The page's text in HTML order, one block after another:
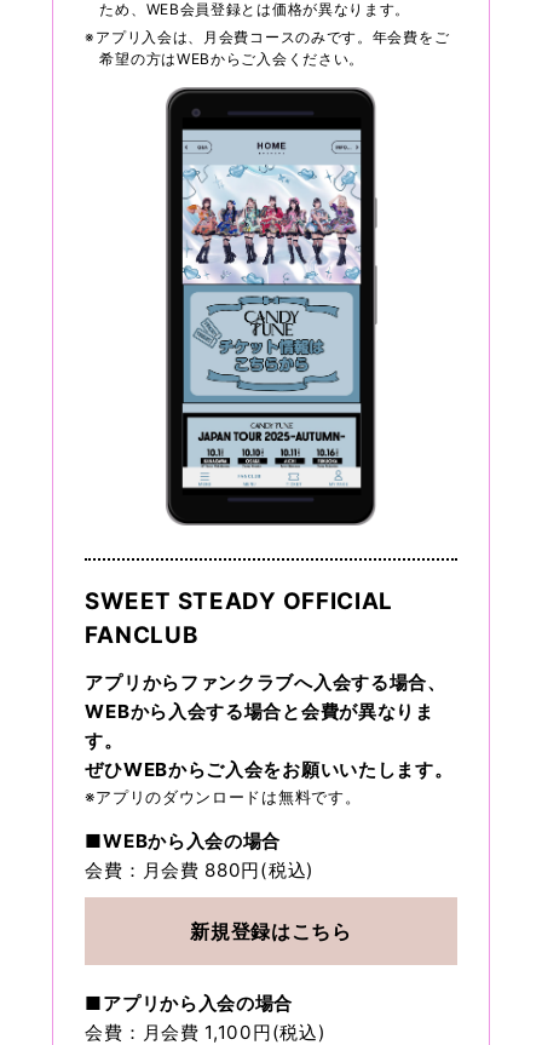
ため、WEB会員登録とは価格が異なります。
※アプリ入会は、月会費コースのみです。年会費をご
希望の方はWEBからご入会ください。
SWEET STEADY OFFICIAL
FANCLUB
アプリからファンクラブへ入会する場合、
WEBから入会する場合と会費が異なりま
す。
ぜひWEBからご入会をお願いいたします。
※アプリのダウンロードは無料です。
■WEBから入会の場合
会費：月会費 880円(税込)
新規登録はこちら
■アプリから入会の場合
会費：月会費 1,100円(税込)